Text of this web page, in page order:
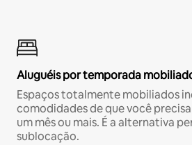
Aluguéis por temporada
Espaços totalmente mobiliados
comodidades de que você
um mês ou mais. É a alternativa
sublocação.